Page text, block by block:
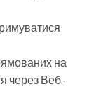
на
через Веб-